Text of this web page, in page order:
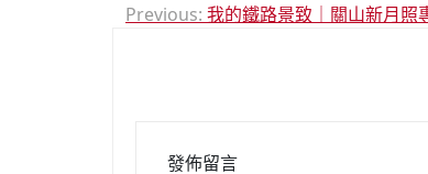
文
Previous: 我的鐵路景致｜關山新月照
發佈留言